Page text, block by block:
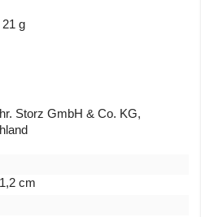
g
Storz GmbH & Co. KG,
cm